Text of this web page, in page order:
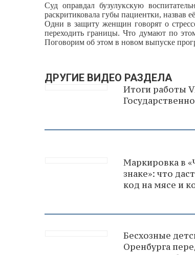
Суд оправдал бузулукскую
раскритиковала губы пациентки, назвав
Одни в защиту женщин говорят о
переходить границы. Что думают по
Поговорим об этом в новом выпуске
ДРУГИЕ ВИДЕО РАЗДЕЛА
Итоги работы
Маркировка в
знаке»: что
код на мясе и
Бесхозные
Оренбурга